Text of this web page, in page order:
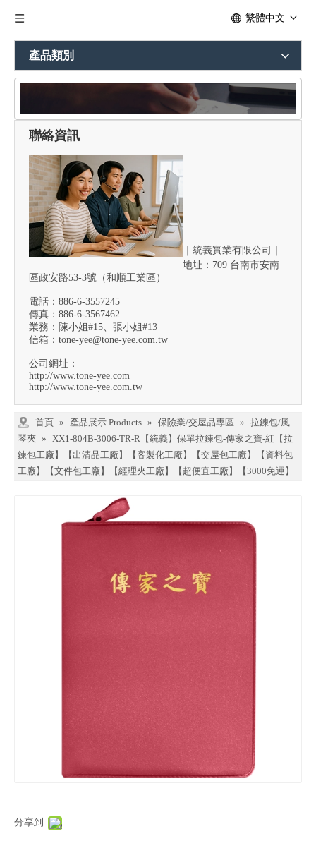
繁體中文
產品類別
聯絡資訊
｜ 統義實業有限公司｜
地址：709 台南市安南
區政安路53-3號（和順工業區）
電話：886-6-3557245
傳真：886-6-3567462
業務：陳小姐#15、張小姐#13
信箱： tone-yee@tone-yee.com.tw
公司網址：
http://www.tone-yee.com
http://www.tone-yee.com.tw
首頁 » 產品展示 Products » 保險業/交屋品專區 » 拉鍊包/風
琴夾 »
XX1-804B-3006-TR-R【統義】保單拉鍊包-傳家之寶-紅【拉
鍊包工廠】【出清品工廠】【客製化工廠】【交屋包工廠】【資料包
工廠】【文件包工廠】【經理夾工廠】【超便宜工廠】【3000免運】
分享到: